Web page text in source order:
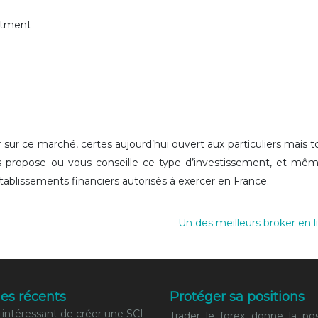
ce marché, certes aujourd’hui ouvert aux particuliers mais
propose ou vous conseille ce type d’investissement, et
financiers autorisés à exercer en France.
Un des meilleurs broker en
récents
de créer une SCI
Protéger sa positions